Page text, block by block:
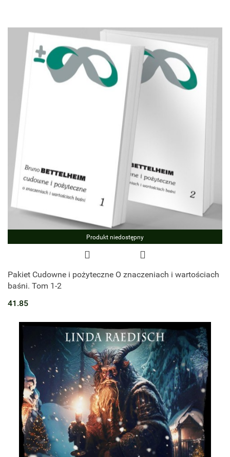
Produkt niedostępny
Pakiet Cudowne i pożyteczne O znaczeniach i wartościach
baśni. Tom 1-2
41.85